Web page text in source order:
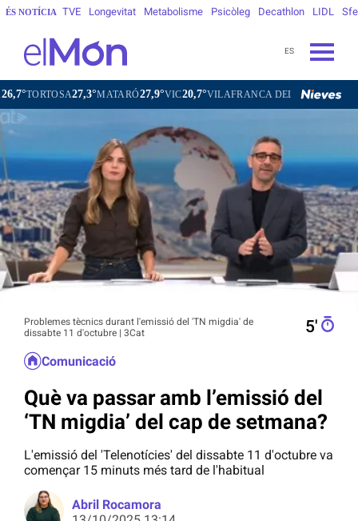
ÉS NOTÍCIA TVE Longevitat Metabolisme Psicòleg Decathlon LIDL
ES
27,3°MATARÓ27,9°VIC20,7°VILAFRANCA DEL PENEDÈS 24,5°
Problemes tècnics durant l'emissió del 'TN migdia' de
dissabte 11 d'octubre | 3Cat
5′
Comunicació
Què va passar amb l’emissió del
‘TN migdia’ del cap de setmana?
L'emissió del 'Telenotícies' del dissabte 11 d'octubre va
començar 15 minuts més tard de l'habitual
Abril Rocamora